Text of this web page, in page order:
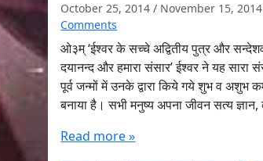
October 25, 2014 / November 15, 2014
Comments
n
म
ह
र्षि
द
न
ओ३म् ‘ईश्वर के सच्चे अद्वितीय पुत्र और
दयानन्द और हमारा संसार’ ईश्वर ने यह
पूर्व जन्मों में उनके द्वारा किये गये शुभ व अशुभ
बनाया है। सभी मनुष्य अपना जीवन सत्य
Read more »